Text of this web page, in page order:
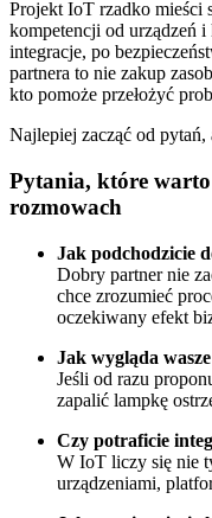
Projekt IoT rzadko mieści
kompetencji od urządzeń
integracje, po
partnera to nie zakup
kto pomoże przełożyć
Najlepiej zacząć od pytań,
Pytania, które
rozmowach
Jak podchodzicie
Dobry partner nie
chce zrozumieć
oczekiwany efekt
Jak wygląda
Jeśli od razu
zapalić lampkę
Czy potraficie
W IoT liczy się nie
urządzeniami,